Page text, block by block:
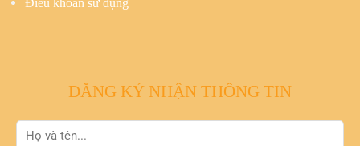
Điều khoản sử dụng
ĐĂNG KÝ NHẬN THÔNG TIN